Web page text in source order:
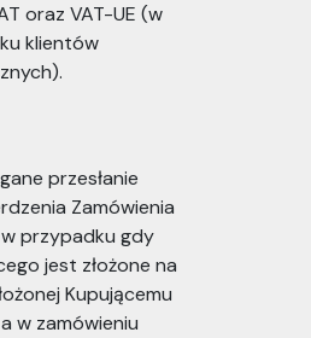
oraz VAT-UE (w
klientów
przesłanie
Zamówienia
przypadku gdy
jest złożone na
Kupującemu
w zamówieniu